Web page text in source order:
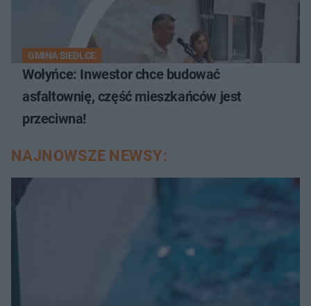
GMINA SIEDLCE
Wołyńce: Inwestor chce budować
asfaltownię, część mieszkańców jest
przeciwna!
NAJNOWSZE NEWSY: